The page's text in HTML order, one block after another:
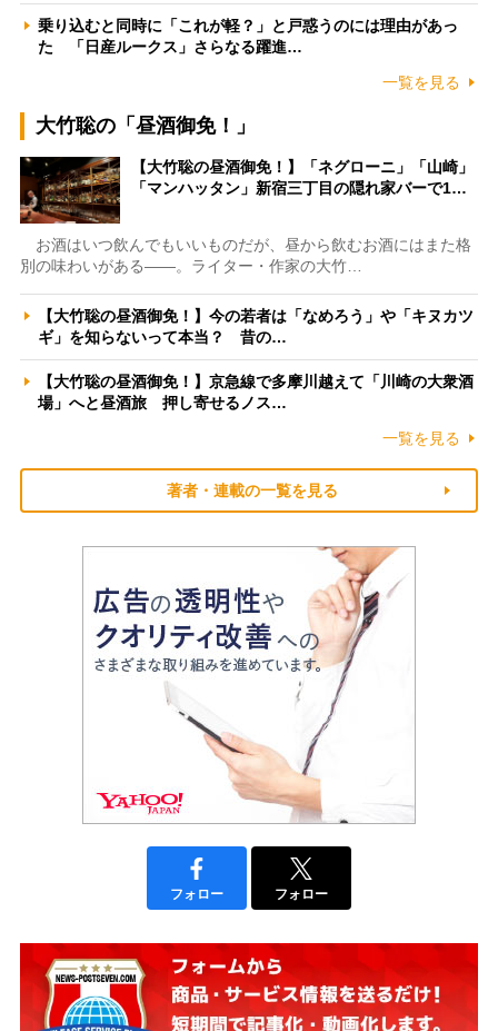
乗り込むと同時に「これが軽？」と戸惑うのには理由があっ
た 「日産ルークス」さらなる躍進…
一覧を見る
大竹聡の「昼酒御免！」
【大竹聡の昼酒御免！】「ネグローニ」「山崎」
「マンハッタン」新宿三丁目の隠れ家バーで1…
お酒はいつ飲んでもいいものだが、昼から飲むお酒にはまた格
別の味わいがある――。ライター・作家の大竹…
【大竹聡の昼酒御免！】今の若者は「なめろう」や「キヌカツ
ギ」を知らないって本当？ 昔の…
【大竹聡の昼酒御免！】京急線で多摩川越えて「川崎の大衆酒
場」へと昼酒旅 押し寄せるノス…
一覧を見る
著者・連載の一覧を見る
フォロー フォロー